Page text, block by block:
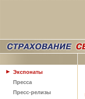
Экспонаты
Пресса
Пресс-релизы